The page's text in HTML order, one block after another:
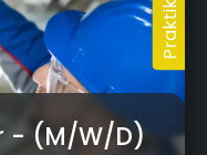
- (M/W/D)